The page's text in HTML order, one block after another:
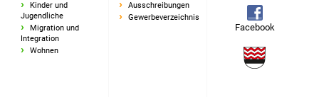
Route der
Kinder und
Jugendliche
Migration und
Integration
Wohnen
Ausschreibungen
Gewerbeverzeichnis
Facebook